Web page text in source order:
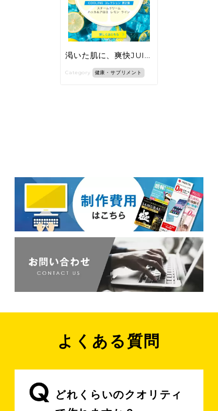
渇いた肌に、爽快JUICY!
Category 健康・サプリメント
よくある質問
どれくらいのクオリティ